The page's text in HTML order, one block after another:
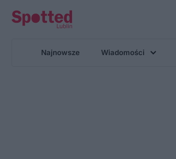
Najnowsze Wiadomości